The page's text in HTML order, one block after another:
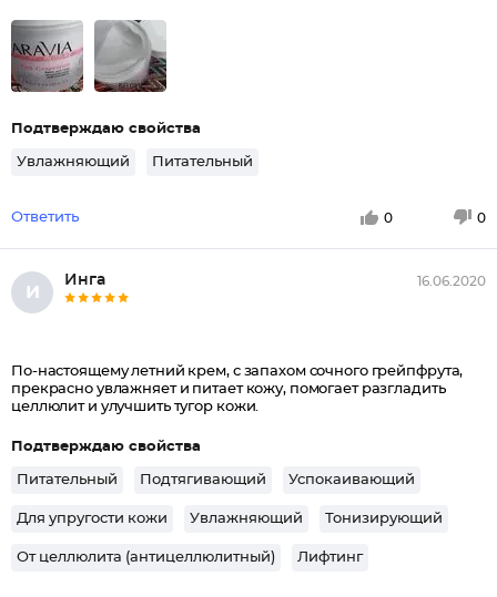
Подтверждаю свойства
Увлажняющий Питательный
Ответить 0 0
И
Инга 16.06.2020
По-настоящему летний крем, с запахом сочного грейпфрута,
прекрасно увлажняет и питает кожу, помогает разгладить
целлюлит и улучшить тугор кожи.
Подтверждаю свойства
Питательный Подтягивающий Успокаивающий
Для упругости кожи Увлажняющий Тонизирующий
От целлюлита (антицеллюлитный) Лифтинг